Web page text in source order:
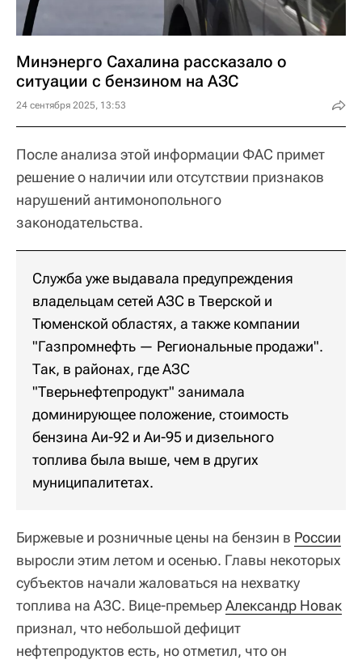
Минэнерго Сахалина рассказало о
ситуации с бензином на АЗС
24 сентября 2025, 13:53
После анализа этой информации ФАС примет
решение о наличии или отсутствии признаков
нарушений антимонопольного
законодательства.
Служба уже выдавала предупреждения
владельцам сетей АЗС в Тверской и
Тюменской областях, а также компании
"Газпромнефть — Региональные продажи".
Так, в районах, где АЗС
"Тверьнефтепродукт" занимала
доминирующее положение, стоимость
бензина Аи-92 и Аи-95 и дизельного
топлива была выше, чем в других
муниципалитетах.
Биржевые и розничные цены на бензин в России
выросли этим летом и осенью. Главы некоторых
субъектов начали жаловаться на нехватку
топлива на АЗС. Вице-премьерАлександр Новак
признал, что небольшой дефицит
нефтепродуктов есть, но отметил, что он